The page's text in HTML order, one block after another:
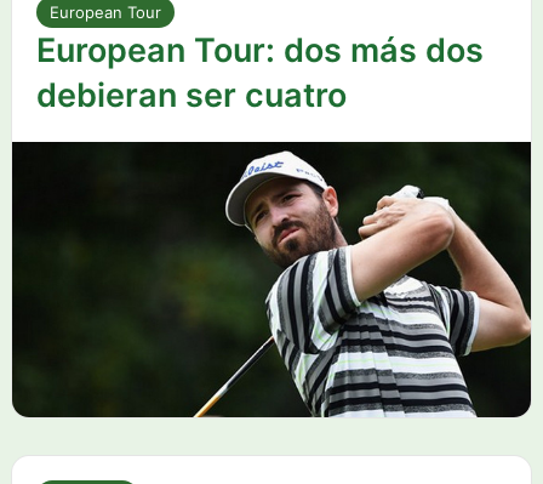
European Tour
European Tour: dos más dos
debieran ser cuatro